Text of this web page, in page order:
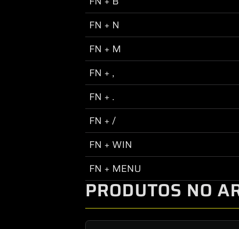
FN + N
FN + M
FN + ,
FN + .
FN + /
FN + WIN
FN + MENU
PRODUTOS NO